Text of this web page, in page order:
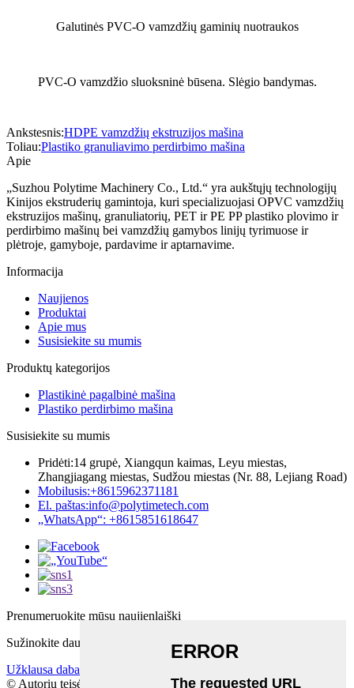
Galutinės PVC-O vamzdžių gaminių nuotraukos
PVC-O vamzdžio sluoksninė būsena. Slėgio bandymas.
Ankstesnis:HDPE vamzdžių ekstruzijos mašina
Toliau:Plastiko granuliavimo perdirbimo mašina
Apie
„Suzhou Polytime Machinery Co., Ltd.“ yra aukštųjų technologijų
Kinijos ekstruderių gamintoja, kuri specializuojasi OPVC vamzdžių
ekstruzijos mašinų, granuliatorių, PET ir PE PP plastiko plovimo ir
perdirbimo mašinų bei vamzdžių gamybos linijų tyrimuose ir
plėtroje, gamyboje, pardavime ir aptarnavime.
Informacija
Naujienos
Produktai
Apie mus
Susisiekite su mumis
Produktų kategorijos
Plastikinė pagalbinė mašina
Plastiko perdirbimo mašina
Susisiekite su mumis
Pridėti:14 grupė, Xiangqun kaimas, Leyu miestas,
Zhangjiagang miestas, Sudžou miestas (Nr. 88, Lejiang Road)
Mobilusis:+8615962371181
El. paštas:info@polytimetech.com
„WhatsApp“: +8615851618647
Prenumeruokite mūsų naujienlaiškį
Sužinokite daugiau apie tai, ką norite sužinoti
Užklausa dabar
© Autorių teisės - 2019–2025: Visos teisės saugomos. Svetainės